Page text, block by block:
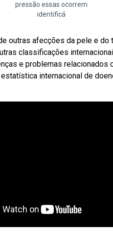
pressão essas ocorrem
identificá
outras afecções da pele e
classificações
e problemas relacionados
internacional de